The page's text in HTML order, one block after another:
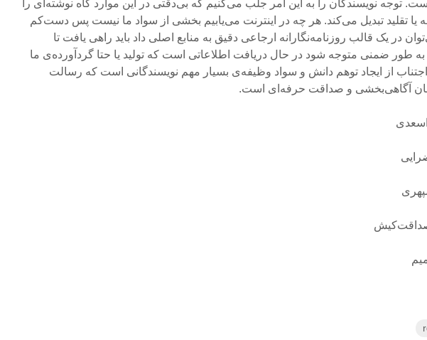
توجه نویسندگان را به این امر جلب می‌کنیم که بی‌دقتی در این موارد گاه نوشته‌ای را
یا تقلید تبدیل می‌کند. هر چه در اینترنت می‌یابیم بخشی از سواد ما نیست پس دست‌کم
در یک قالب روزنامه‌نگارانه ارجاعی دقیق به منابع اصلی داد باید راهی یافت تا
به طور ضمنی متوجه شود در حال دریافت اطلاعاتی است که تولید یا حتا گردآورده‌ی ما
از ایجاد توهم دانش و سواد وظیفه‌ی بسیار مهم نویسندگانی است که رسالت
آگاهی‌بخشی و صداقت حرفه‌ای است.
صداقت‌کیش